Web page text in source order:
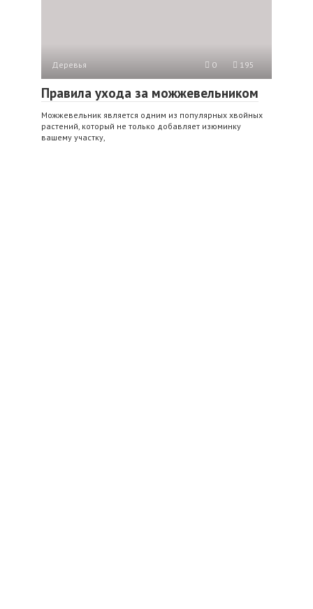
Деревья 0 195
Правила ухода за можжевельником
Можжевельник является одним из популярных хвойных
растений, который не только добавляет изюминку
вашему участку,